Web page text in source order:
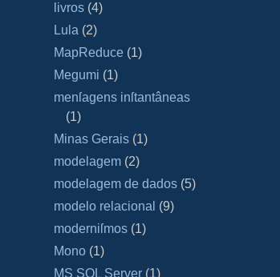
livros (4)
Lula (2)
MapReduce (1)
Megumi (1)
menſagens inſtantâneas
(1)
Minas Gerais (1)
modelagem (2)
modelagem de dados (5)
modelo relacional (9)
moderniſmos (1)
Mono (1)
MS SQL Server (1)